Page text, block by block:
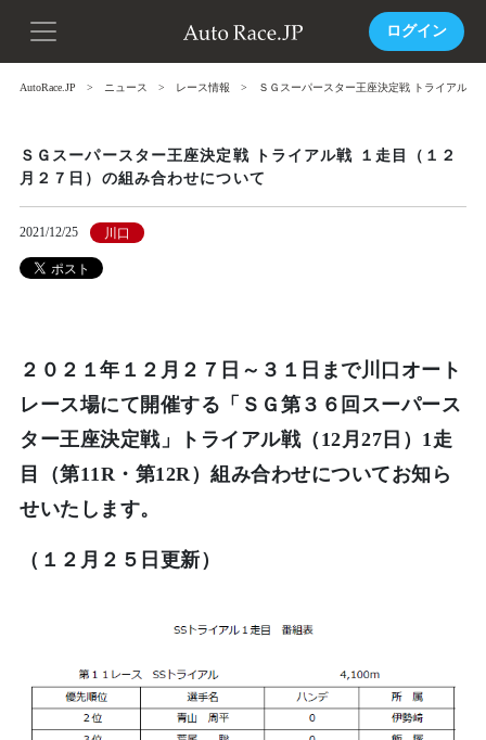
ログイン
AutoRace.JP ニュース レース情報 ＳＧスーパースター王座決定戦 トライアル
ＳＧスーパースター王座決定戦 トライアル戦 １走目（１２
月２７日）の組み合わせについて
2021/12/25 川口
２０２１年１２月２７日～３１日まで川口オート
レース場にて開催する「ＳＧ第３６回スーパース
ター王座決定戦」トライアル戦（12月27日）1走
目（第11R・第12R）組み合わせについてお知ら
せいたします。
（１２月２５日更新）